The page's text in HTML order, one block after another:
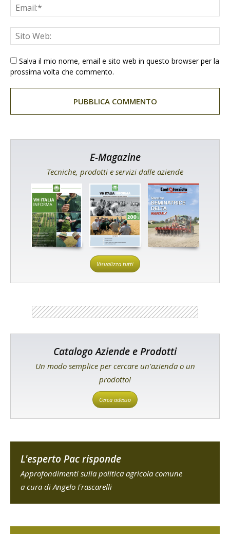
Salva il mio nome, email e sito web in questo browser per la
prossima volta che commento.
E-Magazine
Tecniche, prodotti e servizi dalle aziende
Visualizza tutti
Catalogo Aziende e Prodotti
Un modo semplice per cercare un'azienda o un
prodotto!
Cerca adesso
L'esperto Pac risponde
Approfondimenti sulla politica agricola comune
a cura di Angelo Frascarelli